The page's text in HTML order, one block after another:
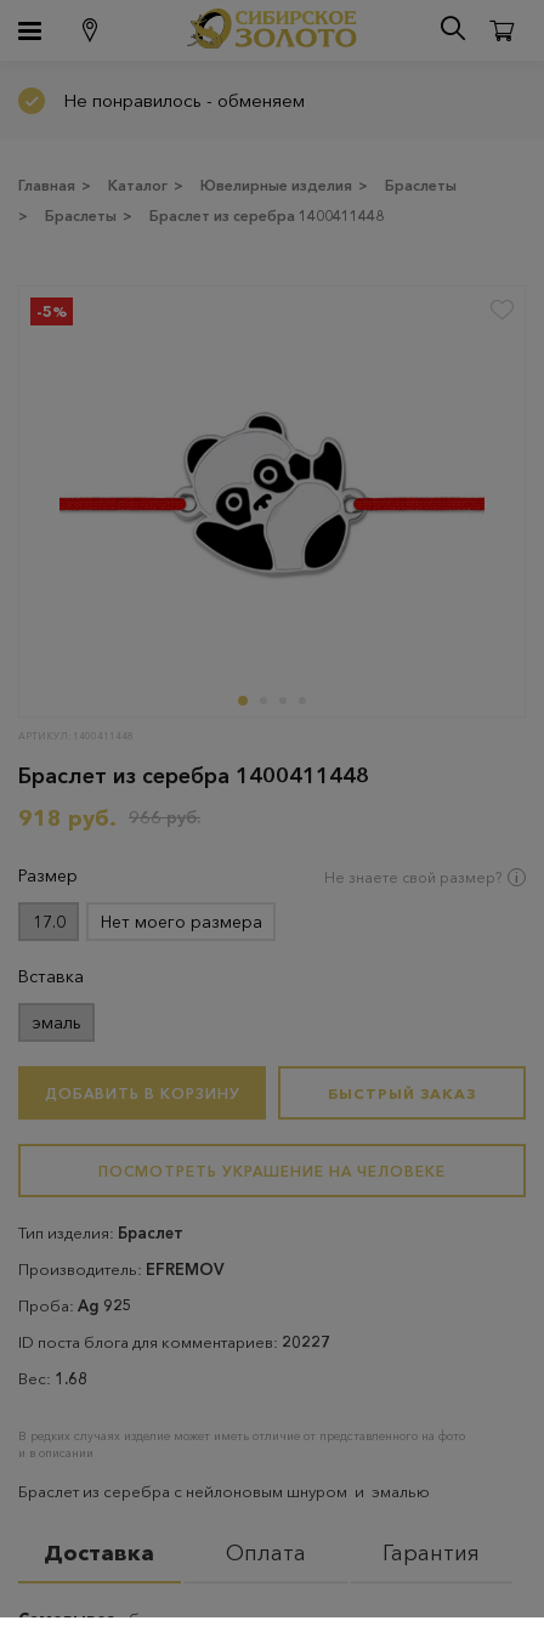
Не понравилось - обменяем
Главная > Каталог > Ювелирные изделия >
Браслеты
>
Браслеты > Браслет из серебра 1400411448
-5%
АРТИКУЛ: 1400411448
Браслет из серебра 1400411448
918 руб.
966 руб.
Размер Не знаете свой размер?
17.0 Нет моего размера
Вставка
эмаль
ДОБАВИТЬ В КОРЗИНУ БЫСТРЫЙ ЗАКАЗ
ПОСМОТРЕТЬ УКРАШЕНИЕ НА ЧЕЛОВЕКЕ
Тип изделия: Браслет
Производитель: EFREMOV
Проба: Ag 925
ID поста блога для комментариев: 20227
Вес: 1.68
В редких случаях изделие может иметь отличие от представленного на фото
и в описании
Браслет из серебра с нейлоновым шнуром и эмалью
Доставка Оплата Гарантия
Самовывоз– бесплатно